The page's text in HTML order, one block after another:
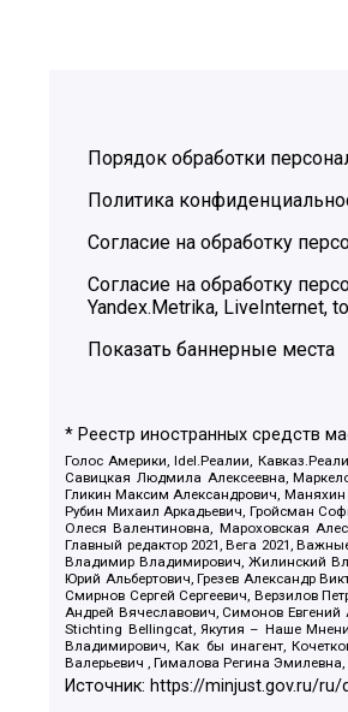
Порядок обработки
Политика
Согласие на обработку
Согласие на обработку
Yandex.Metrika, LiveInternet,
Показать баннерные места
* Реестр иностранных средств
Голос Америки, Idel.Реалии,
Савицкая Людмила Алексеевна,
Гликин Максим Александрович,
Рубин Михаил Аркадьевич, Гройсман
Олеся Валентиновна, Мароховская
Главный редактор 2021, Вега 2021,
Владимир Владимирович, Жилинский
Юрий Альбертович, Грезев Александр
Смирнов Сергей Сергеевич, Верзилов
Андрей Вячеславович, Симонов
Stichting Bellingcat, Якутия – Наше
Владимирович, Как бы инагент,
Валерьевич , Гималова Регина
Источник: https://minjust.gov.ru/